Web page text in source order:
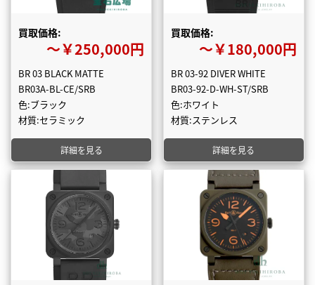
買取価格:
〜￥250,000円
BR 03 BLACK MATTE
BR03A-BL-CE/SRB
色:ブラック
材質:セラミック
詳細を見る
買取価格:
〜￥180,000円
BR 03-92 DIVER WHITE
BR03-92-D-WH-ST/SRB
色:ホワイト
材質:ステンレス
詳細を見る